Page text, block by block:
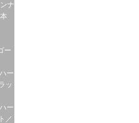
ナ
ー
ー
ッ
ー
／